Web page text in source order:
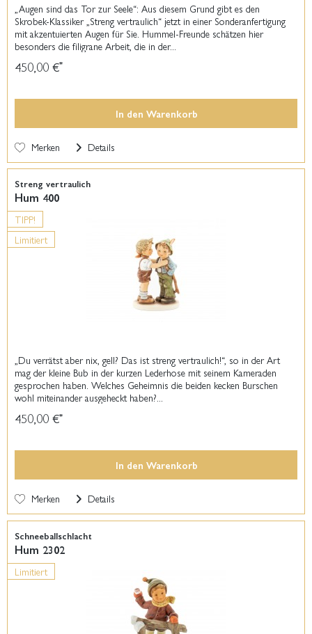
„Augen sind das Tor zur Seele“: Aus diesem Grund gibt es den
Skrobek-Klassiker „Streng vertraulich“ jetzt in einer Sonderanfertigung
mit akzentuierten Augen für Sie. Hummel-Freunde schätzen hier
besonders die filigrane Arbeit, die in der...
450,00 €*
In den Warenkorb
Merken Details
TIPP!
Limitiert
Streng vertraulich
Hum 400
„Du verrätst aber nix, gell? Das ist streng vertraulich!“, so in der Art
mag der kleine Bub in der kurzen Lederhose mit seinem Kameraden
gesprochen haben. Welches Geheimnis die beiden kecken Burschen
wohl miteinander ausgeheckt haben?...
450,00 €*
In den Warenkorb
Merken Details
Limitiert
Schneeballschlacht
Hum 2302